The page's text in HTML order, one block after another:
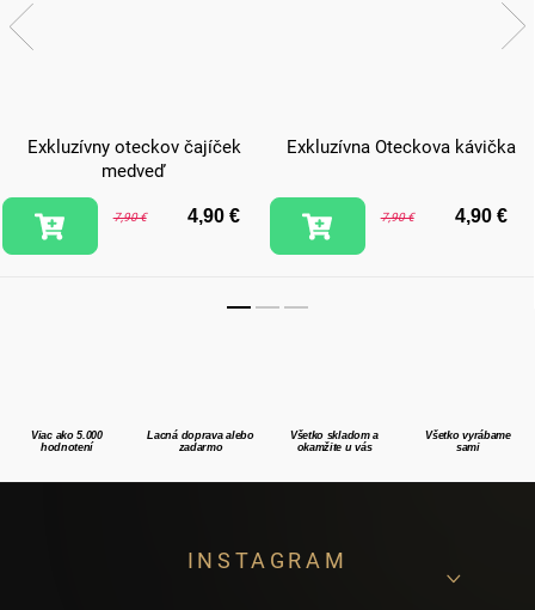
Exkluzívny oteckov čajíček
medveď
7,90 € 4,90 €
Exkluzívna Oteckova kávička
7,90 € 4,90 €
Viac ako 5.000
hodnotení
Lacná doprava alebo
zadarmo
Všetko skladom a
okamžite u vás
Všetko vyrábame
sami
INSTAGRAM